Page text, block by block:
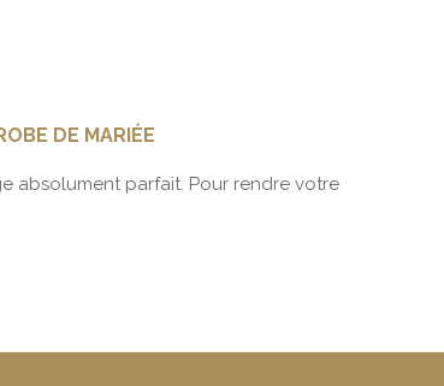
DE MARIÉE
absolument parfait. Pour rendre votre